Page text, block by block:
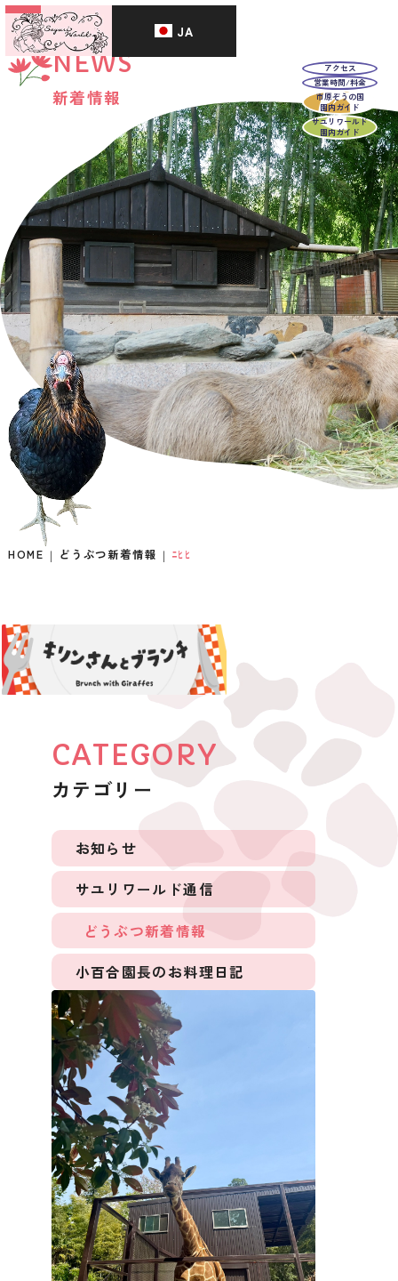
JA
アクセス
営業時間/料金
市原ぞうの国
園内ガイド
サユリワールド
園内ガイド
NEWS
新着情報
HOME どうぶつ新着情報 ﾆﾋﾋ
CATEGORY
カテゴリー
お知らせ
サユリワールド通信
どうぶつ新着情報
小百合園長のお料理日記